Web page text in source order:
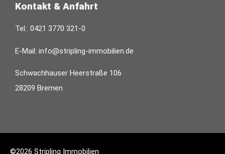
Kontakt & Anfahrt
Tel.: 0421 3770 321-0
E-Mail: info@stripling-immobilien.de
Schwachhauser Heerstraße 106
28209 Bremen
©2026 Stripling Immobilien